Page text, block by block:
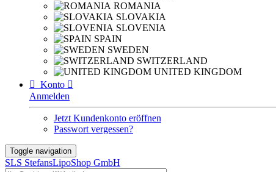
ROMANIA
SLOVAKIA
SLOVENIA
SPAIN
SWEDEN
SWITZERLAND
UNITED KINGDOM
 Konto 
Anmelden
Jetzt Kundenkonto eröffnen
Passwort vergessen?
Toggle navigation
SLS StefansLipoShop GmbH